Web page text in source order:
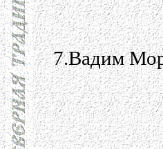
7.Вадим